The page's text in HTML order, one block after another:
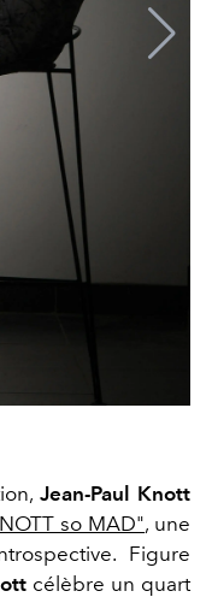
Jean-Paul Knott
so MAD", une
Figure
célèbre un quart